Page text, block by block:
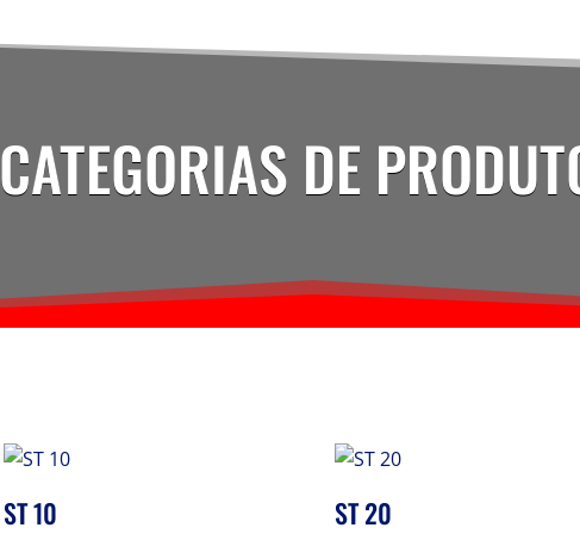
CATEGORIAS DE
ST 10 ST 20